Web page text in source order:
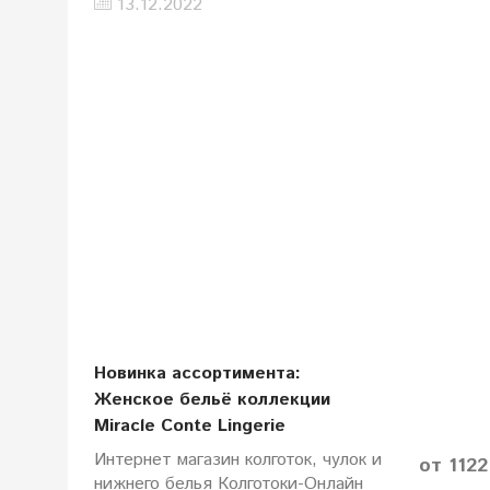
от
Новинка ассортимента:
Женское бельё коллекции
Miracle Conte Lingerie
Интернет магазин колготок, чулок и
нижнего белья Колготоки-Онлайн